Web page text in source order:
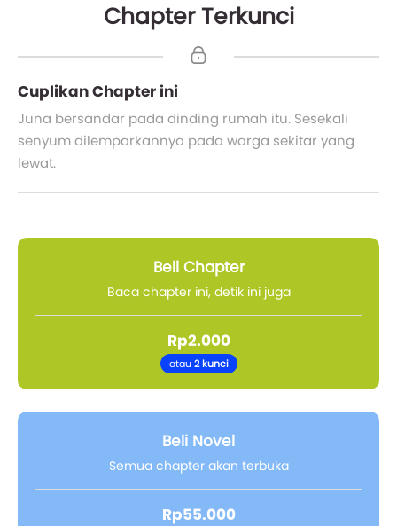
Chapter Terkunci
Cuplikan Chapter ini
Juna bersandar pada dinding rumah itu. Sesekali
senyum dilemparkannya pada warga sekitar yang
lewat.
Beli Chapter
Baca chapter ini, detik ini juga
Rp2.000
atau2 kunci
Beli Novel
Semua chapter akan terbuka
Rp55.000